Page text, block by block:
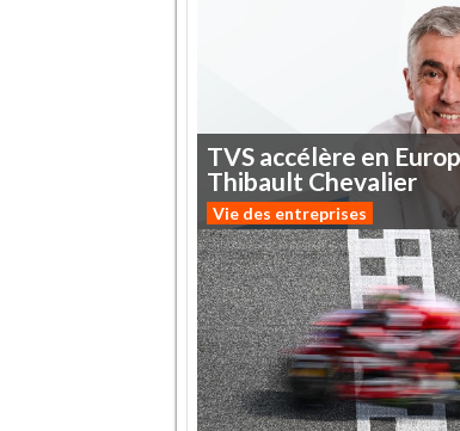
TVS accélère en
Thibault Chevalier
Vie des entreprises